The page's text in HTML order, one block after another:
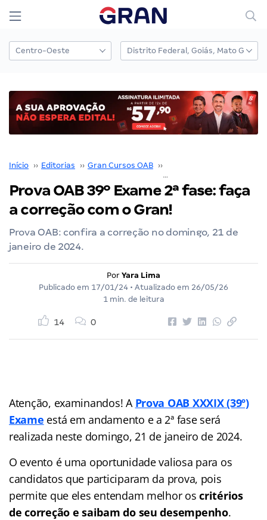
Início ›› Editorias ›› Gran Cursos OAB ››
Prova OAB 39º Exame 2ª fase: faça
a correção com o Gran!
Prova OAB: confira a correção no domingo, 21 de
janeiro de 2024.
Por Yara Lima
Publicado em 17/01/24 • Atualizado em 26/05/26
1 min. de leitura
14 0
Atenção, examinandos! A Prova OAB XXXIX (39º)
Exame está em andamento e a 2ª fase será
realizada neste domingo, 21 de janeiro de 2024.
O evento é uma oportunidade valiosa para os
candidatos que participaram da prova, pois
permite que eles entendam melhor oscritérios
de correção e saibam do seu desempenho.